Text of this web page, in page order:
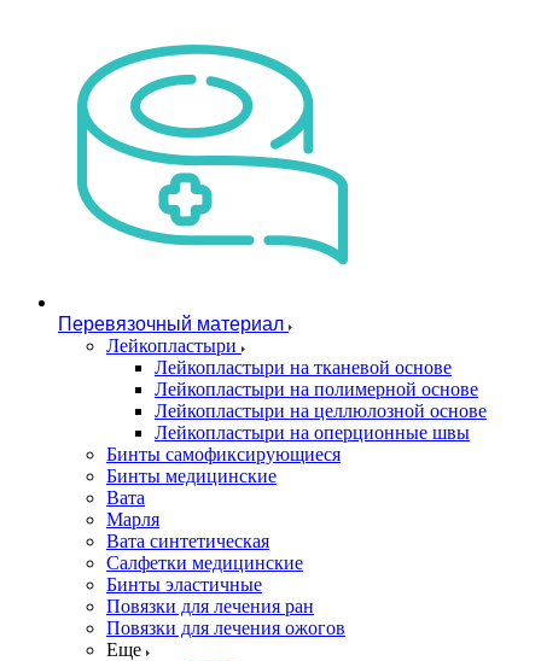
Перевязочный материал
Лейкопластыри
Лейкопластыри на тканевой основе
Лейкопластыри на полимерной основе
Лейкопластыри на целлюлозной основе
Лейкопластыри на оперционные швы
Бинты самофиксирующиеся
Бинты медицинские
Вата
Марля
Вата синтетическая
Салфетки медицинские
Бинты эластичные
Повязки для лечения ран
Повязки для лечения ожогов
Еще